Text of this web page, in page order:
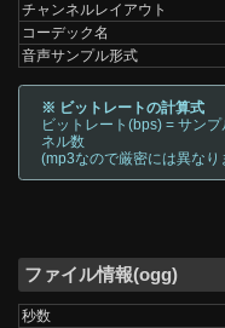
チャンネルレイアウト
コーデック名
音声サンプル形式
※ ビットレートの計算式
ビットレート(bps) = サン
ネル数
(mp3なので厳密には異なり
ファイル情報(ogg)
秒数